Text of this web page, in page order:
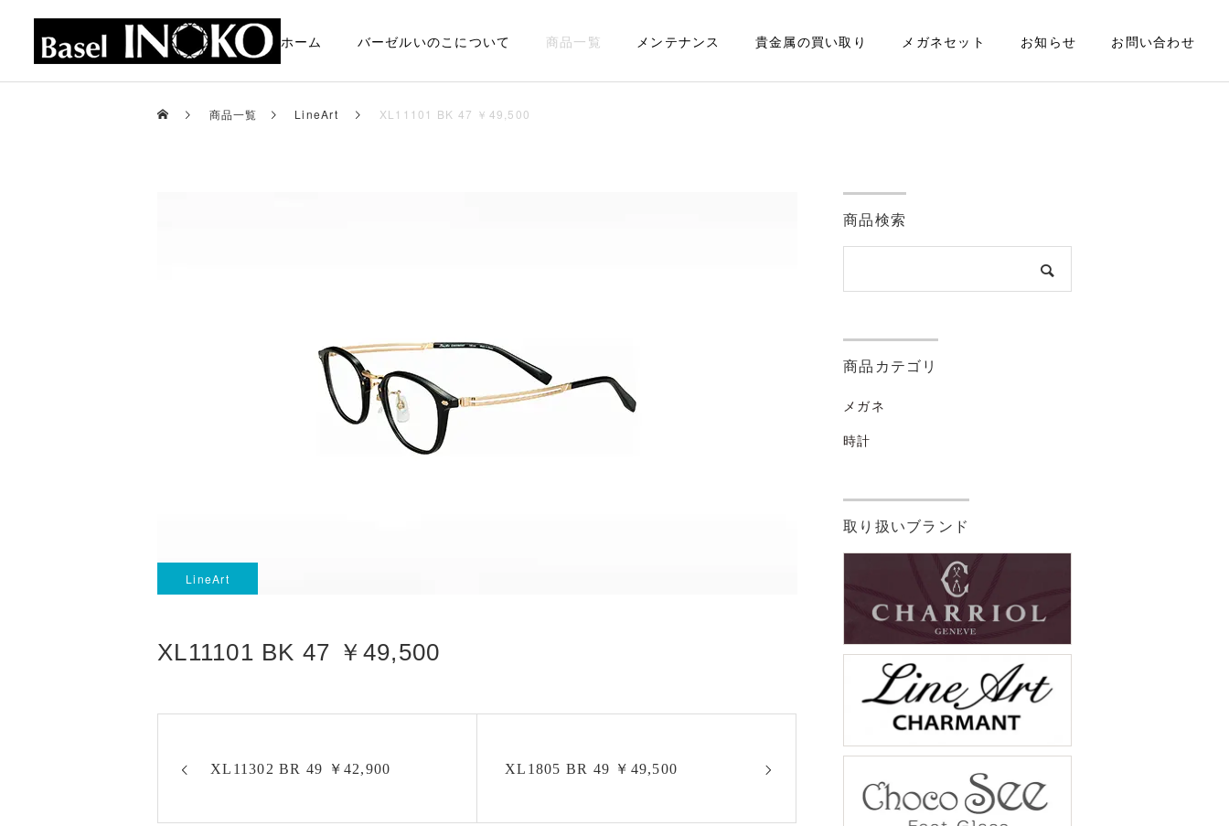
ホーム バーゼルいのこについて 商品一覧 メンテナンス 貴金属の買い取り メガネセット お知らせ お問い合わせ
商品一覧 LineArt XL11101 BK 47 ￥49,500
LineArt
XL11101 BK 47 ￥49,500
XL11302 BR 49 ￥42,900 XL1805 BR 49 ￥49,500
商品検索
商品カテゴリ
メガネ
時計
取り扱いブランド